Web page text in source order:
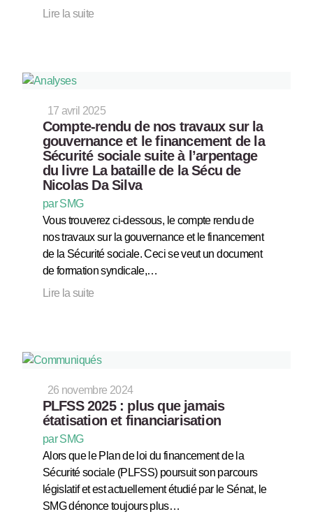
Lire la suite
17 avril 2025
Compte-rendu de nos travaux sur la
gouvernance et le financement de la
Sécurité sociale suite à l’arpentage
du livre La bataille de la Sécu de
Nicolas Da Silva
par SMG
Vous trouverez ci-dessous, le compte rendu de
nos travaux sur la gouvernance et le financement
de la Sécurité sociale. Ceci se veut un document
de formation syndicale,…
Lire la suite
26 novembre 2024
PLFSS 2025 : plus que jamais
étatisation et financiarisation
par SMG
Alors que le Plan de loi du financement de la
Sécurité sociale (PLFSS) poursuit son parcours
législatif et est actuellement étudié par le Sénat, le
SMG dénonce toujours plus…